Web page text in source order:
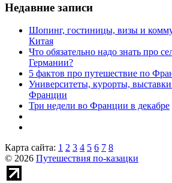
Недавние записи
Шопинг, гостиницы, визы и
Китая
Что обязательно надо знать про
Германии?
5 фактов про путешествие по
Университеты, курорты,
Франции
Три недели во Франции в декабре
Карта сайта: 1 2 3 4 5 6 7 8
© 2026 Путешествия по-казацки